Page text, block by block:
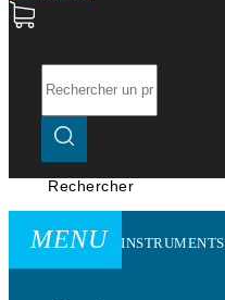
Rechercher
MENU INSTRUMENTS